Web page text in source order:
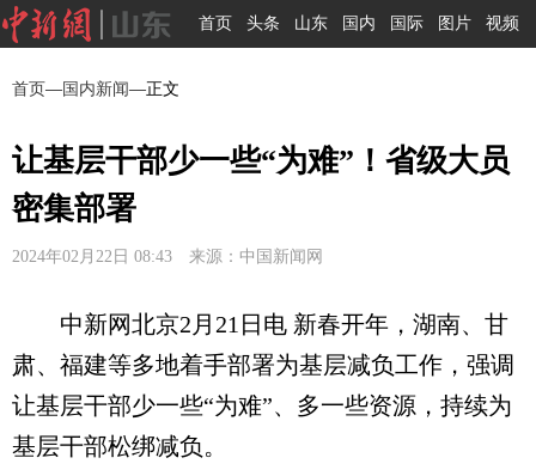
首页 头条 山东 国内 国际 图片 视频
首页— 国内新闻—正文
让基层干部少一些“为难”！省级大员
密集部署
2024年02月22日 08:43 来源：中国新闻网
中新网北京2月21日电 新春开年，湖南、甘
肃、福建等多地着手部署为基层减负工作，强调
让基层干部少一些“为难”、多一些资源，持续为
基层干部松绑减负。